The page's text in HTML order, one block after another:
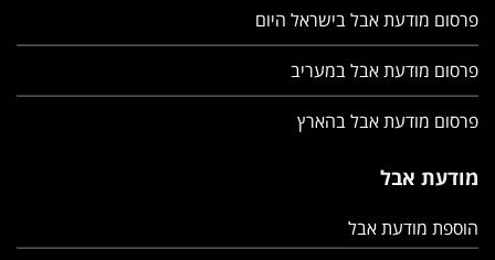
פרסום מודעת אבל בישראל היום
פרסום מודעת אבל במעריב
פרסום מודעת אבל בהארץ
מודעת אבל
הוספת מודעת אבל